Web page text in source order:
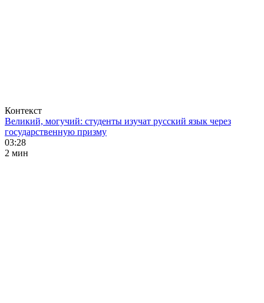
Контекст
Великий, могучий: студенты изучат русский язык через
государственную призму
03:28
2 мин